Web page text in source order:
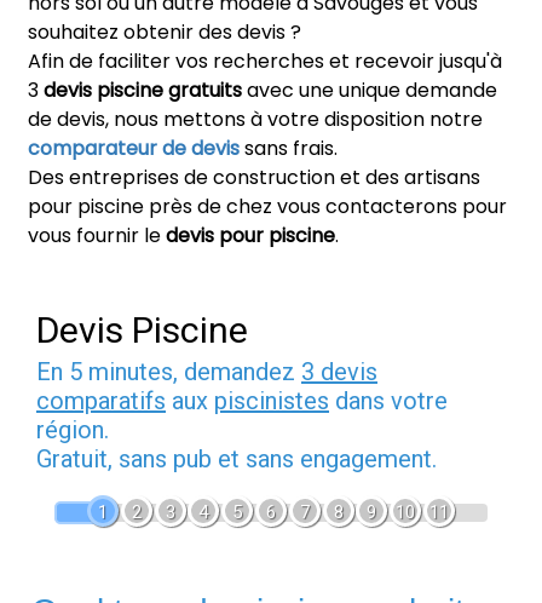
souhaitez obtenir des devis ?
Afin de faciliter vos recherches et recevoir jusqu'à
3devis piscine gratuitsavec une unique demande
de devis, nous mettons à votre disposition notre
comparateur de devissans frais.
Des entreprises de construction et des artisans
pour piscine près de chez vous contacterons pour
vous fournir ledevis pour piscine.
Devis Piscine
En 5 minutes, demandez 3 devis
comparatifs aux piscinistes dans votre
région.
Gratuit, sans pub et sans engagement.
1 2 3 4 5 6 7 8 9 10 11